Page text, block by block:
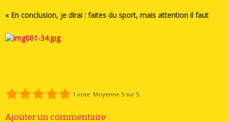
« En conclusion, je dirai : faites du sport, mais attention il faut
1 vote. Moyenne 5 sur 5.
Ajouter un commentaire